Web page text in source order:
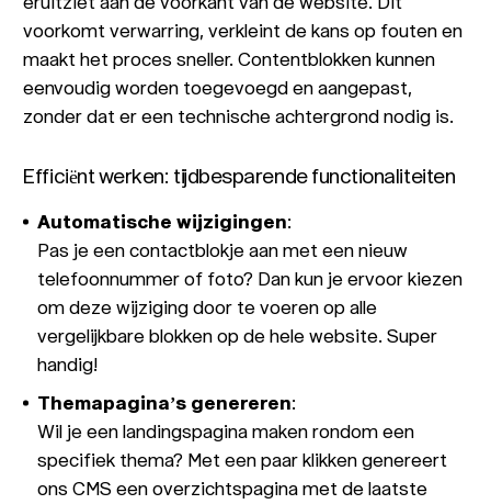
voorkomt verwarring, verkleint de kans op fouten en
maakt het proces sneller. Contentblokken kunnen
eenvoudig worden toegevoegd en aangepast,
zonder dat er een technische achtergrond nodig is.
Efficiënt werken: tijdbesparende functionaliteiten
Automatische wijzigingen:
Pas je een contactblokje aan met een nieuw
telefoonnummer of foto? Dan kun je ervoor kiezen
om deze wijziging door te voeren op alle
vergelijkbare blokken op de hele website. Super
handig!
Themapagina’s genereren:
Wil je een landingspagina maken rondom een
specifiek thema? Met een paar klikken genereert
ons CMS een overzichtspagina met de laatste